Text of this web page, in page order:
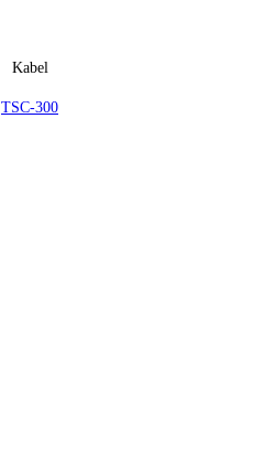
Kabel
TSC-300